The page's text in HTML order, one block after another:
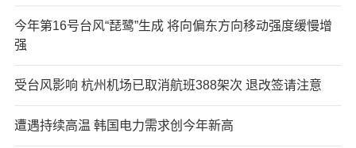
今年第16号台风“琵鹭”生成 将向偏东方向移动强度缓慢增
强
受台风影响 杭州机场已取消航班388架次 退改签请注意
遭遇持续高温 韩国电力需求创今年新高